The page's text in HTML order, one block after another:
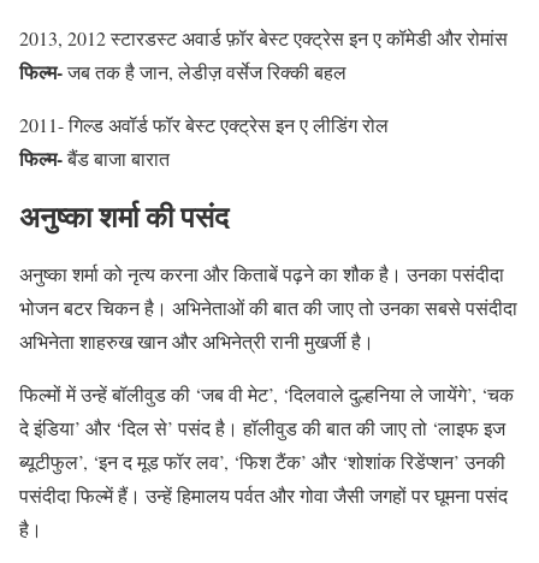
2013, 2012 स्टारडस्ट अवार्ड फ़ॉर बेस्ट एक्ट्रेस इन ए कॉमेडी और रोमांस
फिल्म-जब तक है जान, लेडीज़ वर्सेज रिक्की बहल
2011- गिल्ड अवॉर्ड फॉर बेस्ट एक्ट्रेस इन ए लीडिंग रोल
फिल्म-बैंड बाजा बारात
अनुष्का शर्मा की पसंद
अनुष्का शर्मा को नृत्य करना और किताबें पढ़ने का शौक है। उनका पसंदीदा
भोजन बटर चिकन है। अभिनेताओं की बात की जाए तो उनका सबसे पसंदीदा
अभिनेता शाहरुख खान और अभिनेत्री रानी मुखर्जी है।
फिल्मों में उन्हें बॉलीवुड की ‘जब वी मेट’, ‘दिलवाले दुल्हनिया ले जायेंगे’, ‘चक
दे इंडिया’ और ‘दिल से’ पसंद है। हॉलीवुड की बात की जाए तो ‘लाइफ इज
ब्यूटीफुल’, ‘इन द मूड फॉर लव’, ‘फिश टैंक’ और ‘शोशांक रिडेंप्शन’ उनकी
पसंदीदा फिल्में हैं। उन्हें हिमालय पर्वत और गोवा जैसी जगहों पर घूमना पसंद
है।